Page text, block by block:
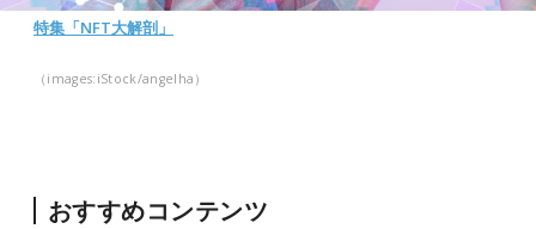
特集「NFT大解剖」
（images:iStock/angelha ）
おすすめコンテンツ